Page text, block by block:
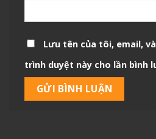
Lưu tên của tôi, email,
trình duyệt này cho lần bình